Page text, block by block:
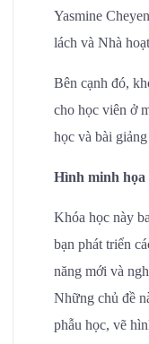
Yasmine
lách và Nhà
Bên cạnh đó,
cho học viên ở
học và bài
Hình minh họa
Khóa học này
bạn phát triển
năng mới và
Những chủ đề
phẫu học, vẽ